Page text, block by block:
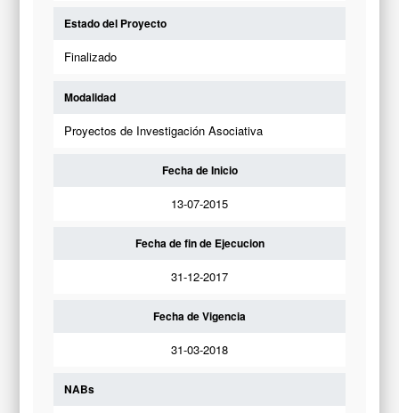
Estado del Proyecto
Finalizado
Modalidad
Proyectos de Investigación Asociativa
Fecha de Inicio
13-07-2015
Fecha de fin de Ejecucion
31-12-2017
Fecha de Vigencia
31-03-2018
NABs